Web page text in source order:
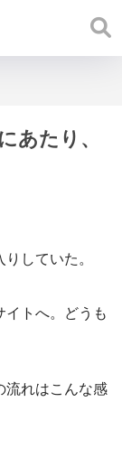
あたり、
していた。
イトへ。どうも
流れはこんな感